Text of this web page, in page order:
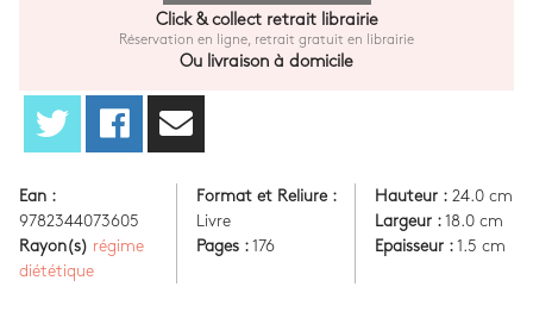
Click & collect retrait librairie
Réservation en ligne, retrait gratuit en librairie
Ou livraison à domicile
Ean :
9782344073605
Rayon(s) régime
diététique
Format et Reliure :
Livre
Pages : 176
Hauteur :24.0 cm
Largeur :18.0 cm
Epaisseur :1.5 cm